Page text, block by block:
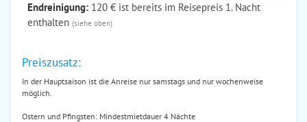
Endreinigung: 120 € ist bereits im Reisepreis 1. Nacht
enthalten (siehe oben)
Preiszusatz:
In der Hauptsaison ist die Anreise nur samstags und nur wochenweise
möglich.
Ostern und Pfingsten: Mindestmietdauer 4 Nächte